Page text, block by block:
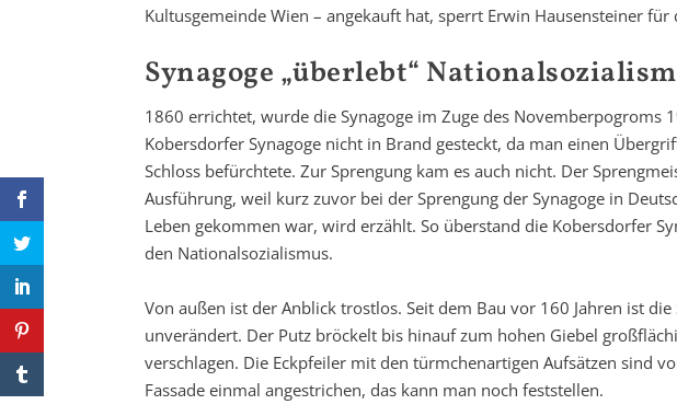
Kultusgemeinde Wien – angekauft hat, sperrt Erwin Hausensteiner
Synagoge „überlebt“
1860 errichtet, wurde die Synagoge im Zuge des Novemberpogroms
Kobersdorfer Synagoge nicht in Brand gesteckt, da man einen
Schloss befürchtete. Zur Sprengung kam es auch nicht. Der
Ausführung, weil kurz zuvor bei der Sprengung der Synagoge in
Leben gekommen war, wird erzählt. So überstand die Kobersdorfer
den Nationalsozialismus.
Von außen ist der Anblick trostlos. Seit dem Bau vor 160 Jahren ist
unverändert. Der Putz bröckelt bis hinauf zum hohen Giebel
verschlagen. Die Eckpfeiler mit den türmchenartigen Aufsätzen sind
Fassade einmal angestrichen, das kann man noch feststellen.